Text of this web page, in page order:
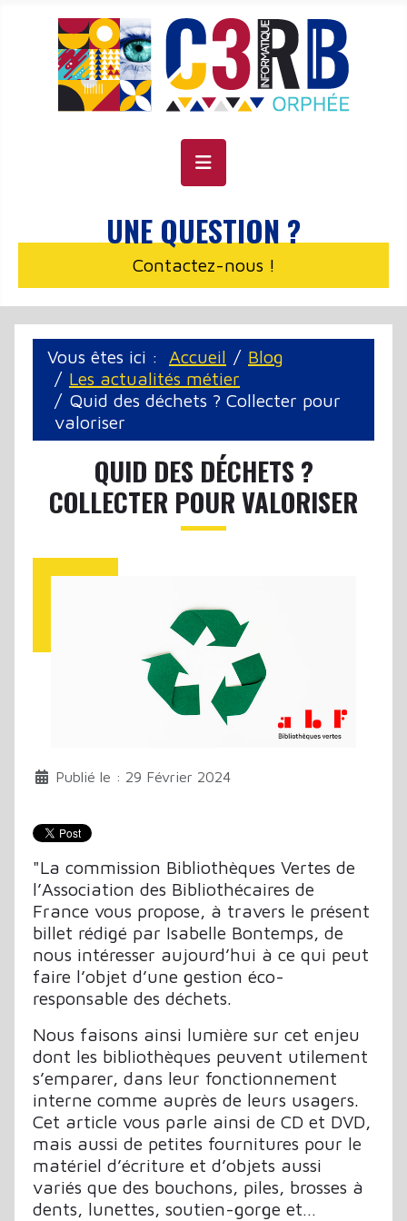
UNE QUESTION ?
Contactez-nous !
Vous êtes ici : Accueil
Blog
Les actualités métier
Quid des déchets ? Collecter pour
valoriser
QUID DES DÉCHETS ?
COLLECTER POUR VALORISER
Publié le : 29 Février 2024
"La commission Bibliothèques Vertes de
l’Association des Bibliothécaires de
France vous propose, à travers le présent
billet rédigé par Isabelle Bontemps, de
nous intéresser aujourd’hui à ce qui peut
faire l’objet d’une gestion éco-
responsable des déchets.
Nous faisons ainsi lumière sur cet enjeu
dont les bibliothèques peuvent utilement
s’emparer, dans leur fonctionnement
interne comme auprès de leurs usagers.
Cet article vous parle ainsi de CD et DVD,
mais aussi de petites fournitures pour le
matériel d’écriture et d’objets aussi
variés que des bouchons, piles, brosses à
dents, lunettes, soutien-gorge et…